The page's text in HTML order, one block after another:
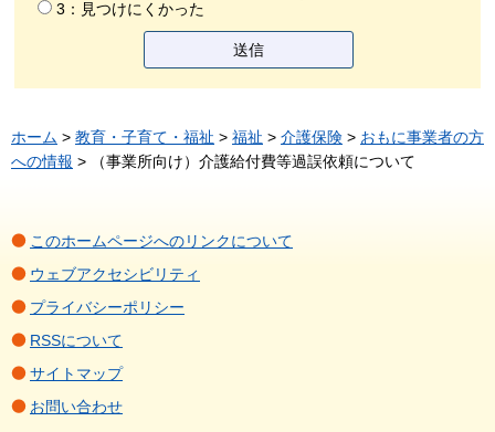
3：見つけにくかった
ホーム > 教育・子育て・福祉 > 福祉 > 介護保険 > おもに事業者の方
への情報 > （事業所向け）介護給付費等過誤依頼について
このホームページへのリンクについて
ウェブアクセシビリティ
プライバシーポリシー
RSSについて
サイトマップ
お問い合わせ